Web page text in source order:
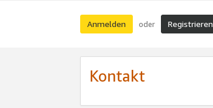
Anmelden oder Registrieren
Kontakt